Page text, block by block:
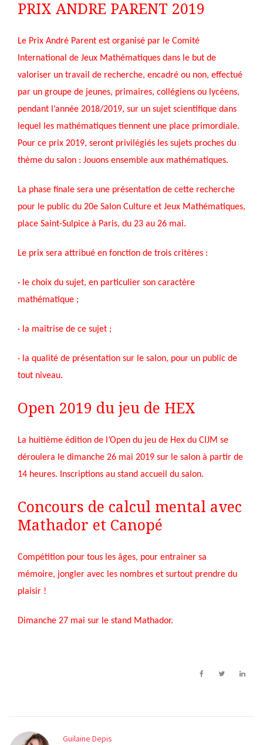
PRIX ANDRE PARENT 2019
Le Prix André Parent est organisé par le Comité
International de Jeux Mathématiques dans le but de
valoriser un travail de recherche, encadré ou non, effectué
par un groupe de jeunes, primaires, collégiens ou lycéens,
pendant l’année 2018/2019, sur un sujet scientifique dans
lequel les mathématiques tiennent une place primordiale.
Pour ce prix 2019, seront privilégiés les sujets proches du
thème du salon : Jouons ensemble aux mathématiques.
La phase finale sera une présentation de cette recherche
pour le public du 20e Salon Culture et Jeux Mathématiques,
place Saint-Sulpice à Paris, du 23 au 26 mai.
Le prix sera attribué en fonction de trois critères :
· le choix du sujet, en particulier son caractère
mathématique ;
· la maîtrise de ce sujet ;
· la qualité de présentation sur le salon, pour un public de
tout niveau.
Open 2019 du jeu de HEX
La huitième édition de l’Open du jeu de Hex du CIJM se
déroulera le dimanche 26 mai 2019 sur le salon à partir de
14 heures. Inscriptions au stand accueil du salon.
Concours de calcul mental avec
Mathador et Canopé
Compétition pour tous les âges, pour entrainer sa
mémoire, jongler avec les nombres et surtout prendre du
plaisir !
Dimanche 27 mai sur le stand Mathador.
Guilaine Depis